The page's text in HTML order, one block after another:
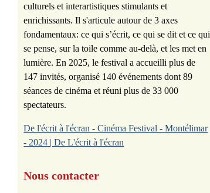
culturels et interartistiques stimulants et
enrichissants. Il s'articule autour de 3 axes
fondamentaux: ce qui s’écrit, ce qui se dit et ce qui
se pense, sur la toile comme au-delà, et les met en
lumière. En 2025, le festival a accueilli plus de
147 invités, organisé 140 événements dont 89
séances de cinéma et réuni plus de 33 000
spectateurs.
De l'écrit à l'écran - Cinéma Festival - Montélimar
- 2024 | De L'écrit à l'écran
Nous contacter